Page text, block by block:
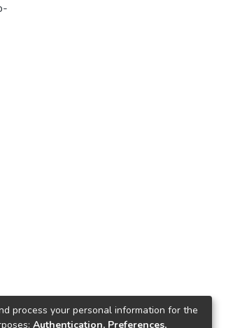
process your personal information for the
Authentication, Preferences,